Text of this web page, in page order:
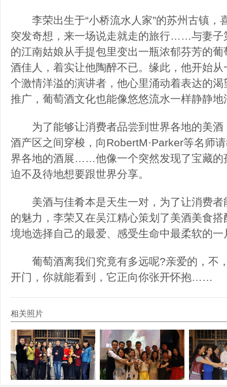
李荣出生于“小桥流水人家”的苏州古镇，
突发奇想，来一场说走就走的旅行……与妻子
的江南姑娘从手提包里变出一瓶浓郁芬芳的
酒佳人，着实让他陶醉不已。缘此，他开始
个激情洋溢的演讲者，他心里涌动着表达的
推广，葡萄酒文化也能像悠悠流水一样静静
为了能够让消费者品尝到世界各地的美酒
酒产区之间穿梭，向RobertM·Parker等名师
界各地的酒展……他像一个突然发现了宝藏的
迫不及待地想要跟世界分享。
美酒与佳肴本是天生一对，为了让消费者
的魅力，李荣又在吴江精心策划了美酒美食
境地选择自己的最爱、感受生命中最柔软的一
葡萄酒离我们究竟有多远呢?亲爱的，不
开门，你就能看到，它正向你张开怀抱……
相关照片